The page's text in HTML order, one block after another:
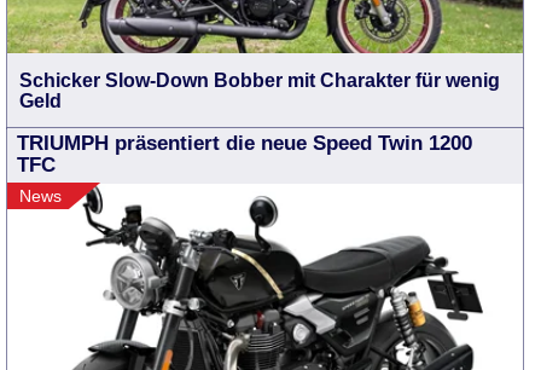
Schicker Slow-Down Bobber mit Charakter für wenig
Geld
TRIUMPH präsentiert die neue Speed Twin 1200
TFC
News